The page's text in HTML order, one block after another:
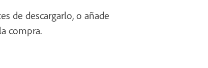
de descargarlo, o añade
compra.